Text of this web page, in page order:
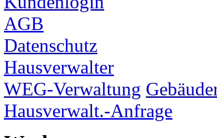
AGB
Datenschutz
Hausverwalter
WEG-Verwaltung
Hausverwalt.-Anfrage